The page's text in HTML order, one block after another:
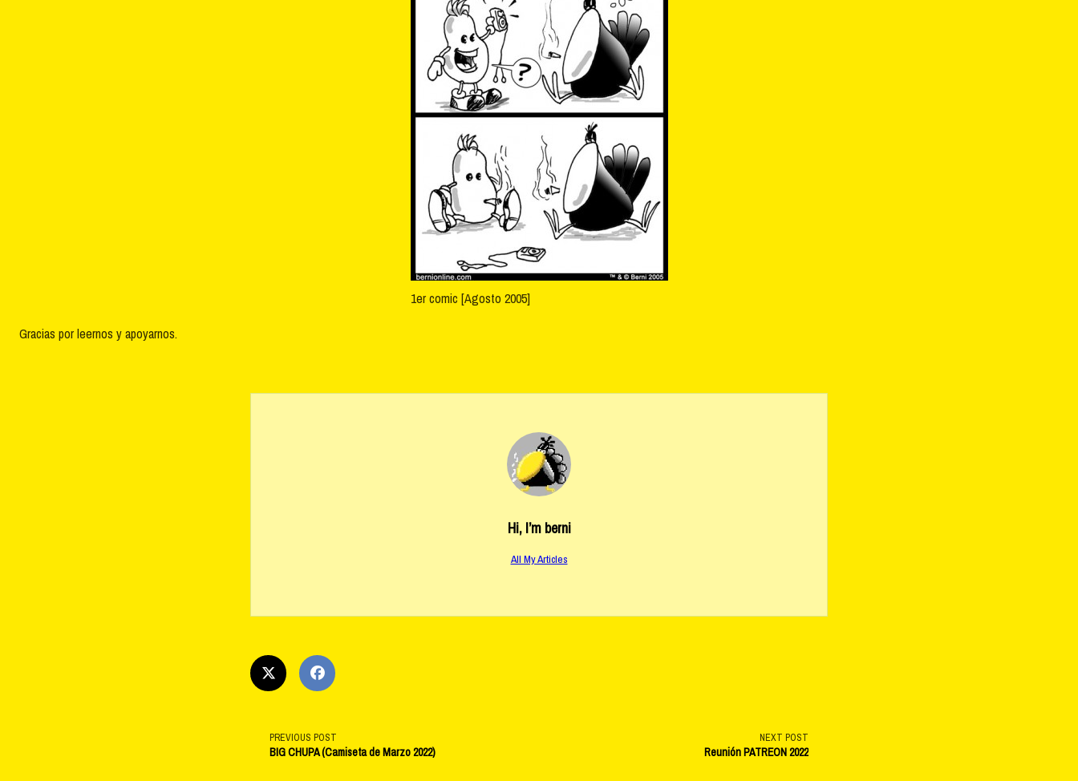
1er comic [Agosto 2005]
Gracias por leernos y apoyarnos.
Hi, I’m berni
All My Articles
<span
PREVIOUS POST
BIG CHUPA (Camiseta de Marzo 2022)
NEXT POST
Reunión PATREON 2022